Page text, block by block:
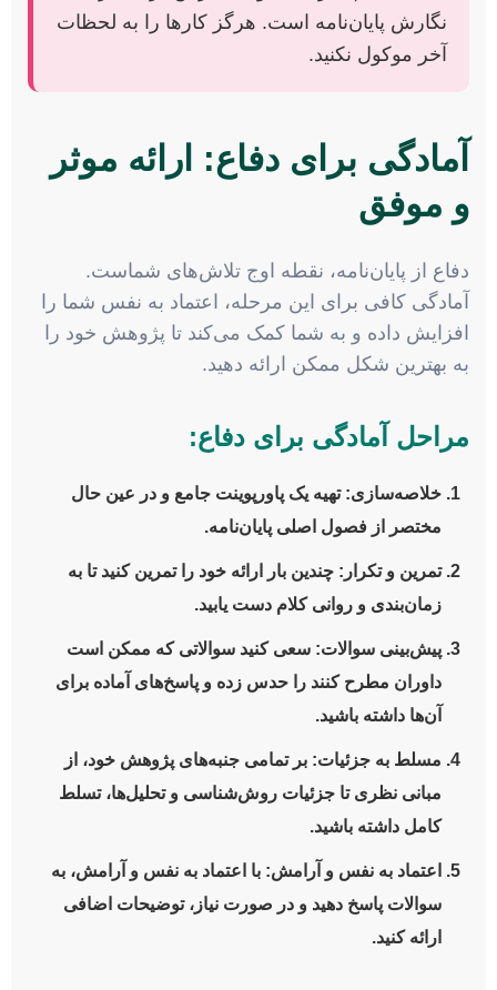
نگارش پایان‌نامه است. هرگز کارها را به لحظات
آخر موکول نکنید.
آمادگی برای دفاع: ارائه موثر
و موفق
دفاع از پایان‌نامه، نقطه اوج تلاش‌های شماست.
آمادگی کافی برای این مرحله، اعتماد به نفس شما را
افزایش داده و به شما کمک می‌کند تا پژوهش خود را
به بهترین شکل ممکن ارائه دهید.
مراحل آمادگی برای دفاع:
خلاصه‌سازی: تهیه یک پاورپوینت جامع و در عین حال
مختصر از فصول اصلی پایان‌نامه.
تمرین و تکرار: چندین بار ارائه خود را تمرین کنید تا به
زمان‌بندی و روانی کلام دست یابید.
پیش‌بینی سوالات: سعی کنید سوالاتی که ممکن است
داوران مطرح کنند را حدس زده و پاسخ‌های آماده برای
آن‌ها داشته باشید.
مسلط به جزئیات: بر تمامی جنبه‌های پژوهش خود، از
مبانی نظری تا جزئیات روش‌شناسی و تحلیل‌ها، تسلط
کامل داشته باشید.
اعتماد به نفس و آرامش: با اعتماد به نفس و آرامش، به
سوالات پاسخ دهید و در صورت نیاز، توضیحات اضافی
ارائه کنید.